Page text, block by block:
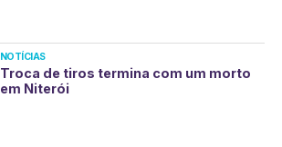
NOTÍCIAS
Troca de tiros termina com um morto
em Niterói